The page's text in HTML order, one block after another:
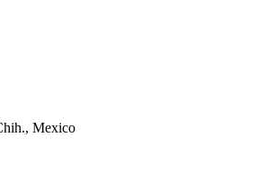
Mexico